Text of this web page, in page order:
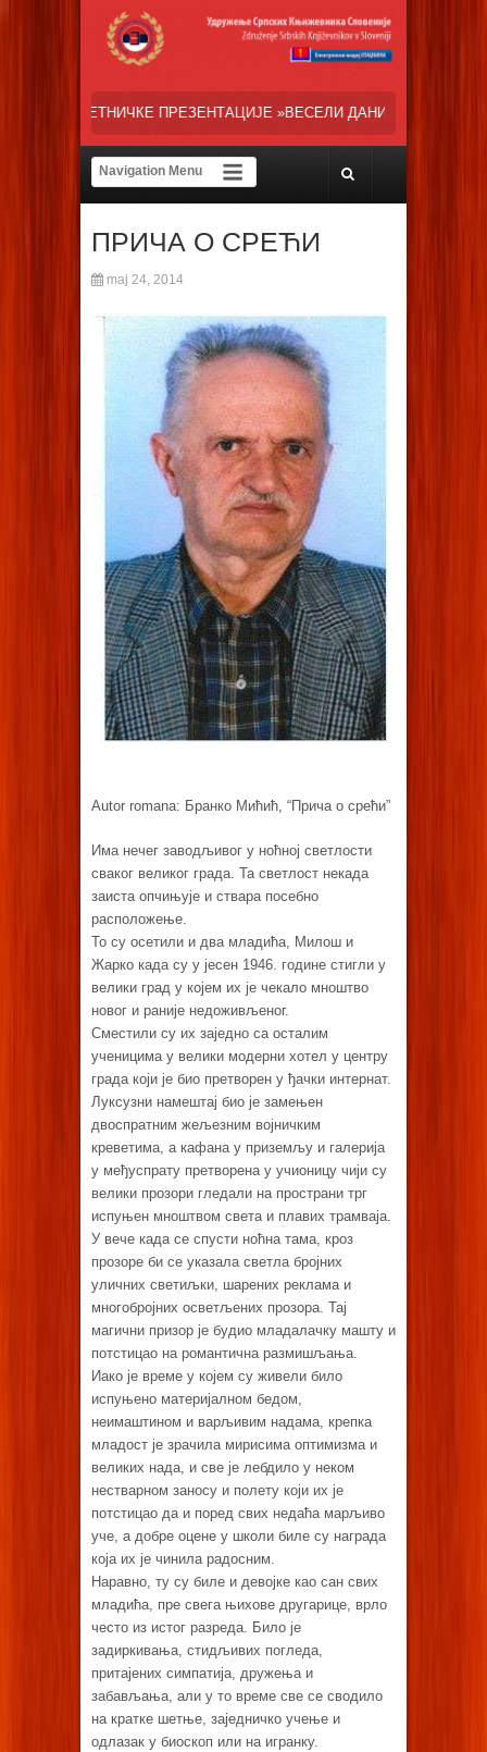
»ВЕСЕЛИ ДАНИ СРПСКЕ ДИЈАСПОРЕ« НАША ТРЕНУТНА
ПРИЧА О СРЕЋИ
maj 24, 2014
Autor romana: Бранко Мићић, “Прича о срећи”
Има нечег заводљивог у ноћној светлости
сваког великог града. Та светлост некада
заиста опчињује и ствара посебно
расположење.
То су осетили и два младића, Милош и
Жарко када су у јесен 1946. године стигли у
велики град у којем их је чекало мноштво
новог и раније недоживљеног.
Сместили су их заједно са осталим
ученицима у велики модерни хотел у центру
града који је био претворен у ђачки интернат.
Луксузни намештај био је замењен
двоспратним жељезним војничким
креветима, а кафана у приземљу и галерија
у међуспрату претворена у учионицу чији су
велики прозори гледали на пространи трг
испуњен мноштвом света и плавих трамваја.
У вече када се спусти ноћна тама, кроз
прозоре би се указала светла бројних
уличних светиљки, шарених реклама и
многобројних осветљених прозора. Тај
магични призор је будио младалачку машту и
потстицао на романтична размишљања.
Иако је време у којем су живели било
испуњено материјалном бедом,
неимаштином и варљивим надама, крепка
младост је зрачила мирисима оптимизма и
великих нада, и све је лебдило у неком
нестварном заносу и полету који их је
потстицао да и поред свих недаћа марљиво
уче, а добре оцене у школи биле су награда
која их је чинила радосним.
Наравно, ту су биле и девојке као сан свих
младића, пре свега њихове другарице, врло
често из истог разреда. Било је
задиркивања, стидљивих погледа,
притајених симпатија, дружења и
забављања, али у то време све се сводило
на кратке шетње, заједничко учење и
одлазак у биоскоп или на игранку.